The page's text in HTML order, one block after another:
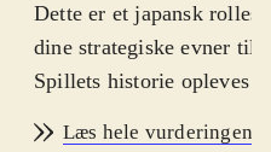
Dette er et japansk
dine strategiske evner til
Spillets historie opleves
Læs hele vurderingen